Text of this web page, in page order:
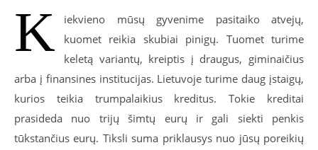
K
iekvieno mūsų gyvenime pasitaiko atvejų,
kuomet reikia skubiai pinigų. Tuomet turime
keletą variantų, kreiptis į draugus, giminaičius
arba į finansines institucijas. Lietuvoje turime daug įstaigų,
kurios teikia trumpalaikius kreditus. Tokie kreditai
prasideda nuo trijų šimtų eurų ir gali siekti penkis
tūkstančius eurų. Tiksli suma priklausys nuo jūsų poreikių